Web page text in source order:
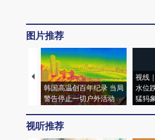
图片推荐
韩国高温创百年纪录 当局
警告停止一切户外活动
视线
水位
猛犸
视听推荐